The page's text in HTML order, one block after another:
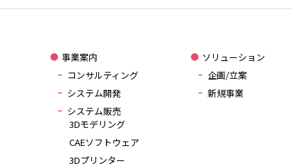
事業案内
コンサルティング
システム開発
システム販売
3Dモデリング
CAEソフトウェア
3Dプリンター
ソリューション
企画/立案
新規事業